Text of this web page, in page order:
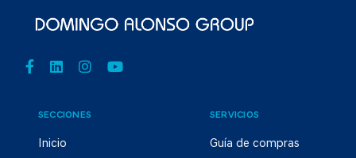
SECCIONES
Inicio
SERVICIOS
Guía de compras